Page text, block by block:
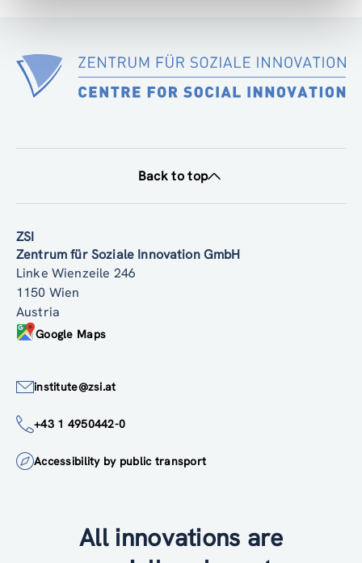
Back to top
ZSI
Zentrum für Soziale Innovation GmbH
Linke Wienzeile 246
1150 Wien
Austria
Google Maps
institute@zsi.at
+43 1 4950442-0
Accessibility by public transport
All innovations are